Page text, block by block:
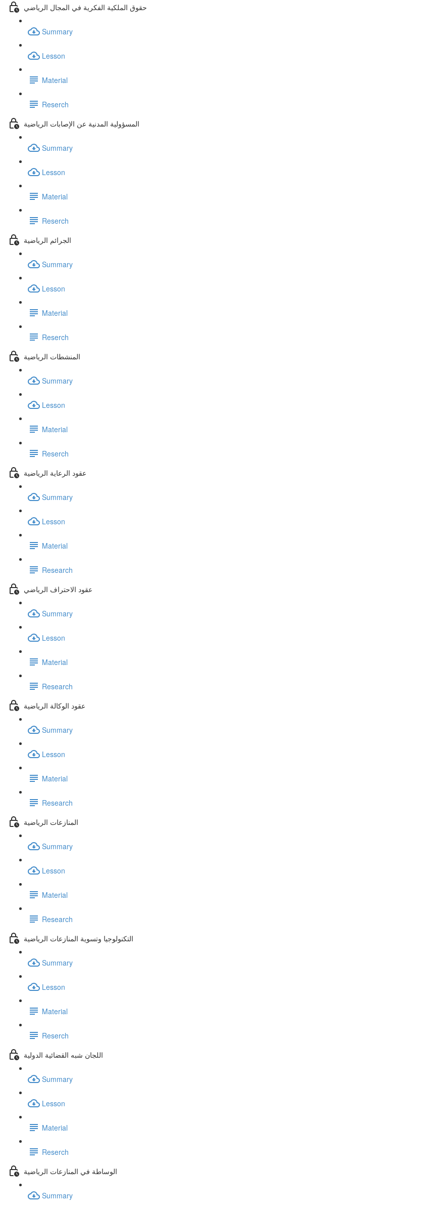
حقوق الملكية الفكرية في المجال الرياضي
Summary
Lesson
Material
Reserch
المسؤولية المدنية عن الإصابات الرياضية
Summary
Lesson
Material
Reserch
الجرائم الرياضية
Summary
Lesson
Material
Reserch
المنشطات الرياضية
Summary
Lesson
Material
Reserch
عقود الرعاية الرياضية
Summary
Lesson
Material
Research
عقود الاحتراف الرياضي
Summary
Lesson
Material
Research
عقود الوكالة الرياضية
Summary
Lesson
Material
Research
المنازعات الرياضية
Summary
Lesson
Material
Research
التكنولوجيا وتسوية المنازعات الرياضية
Summary
Lesson
Material
Reserch
اللجان شبه القضائية الدولية
Summary
Lesson
Material
Reserch
الوساطة في المنازعات الرياضية
Summary